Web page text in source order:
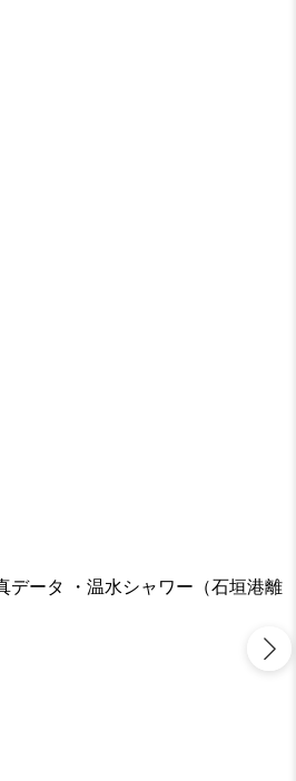
データ ・温水シャワー（石垣港離